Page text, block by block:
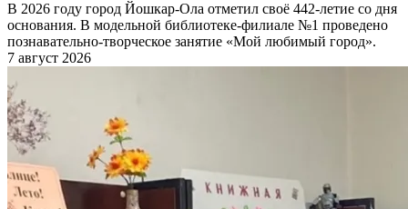
В 2026 году город Йошкар-Ола отметил своё 442-летие со дня
основания. В модельной библиотеке-филиале №1 проведено
познавательно-творческое занятие «Мой любимый город».
7 август 2026